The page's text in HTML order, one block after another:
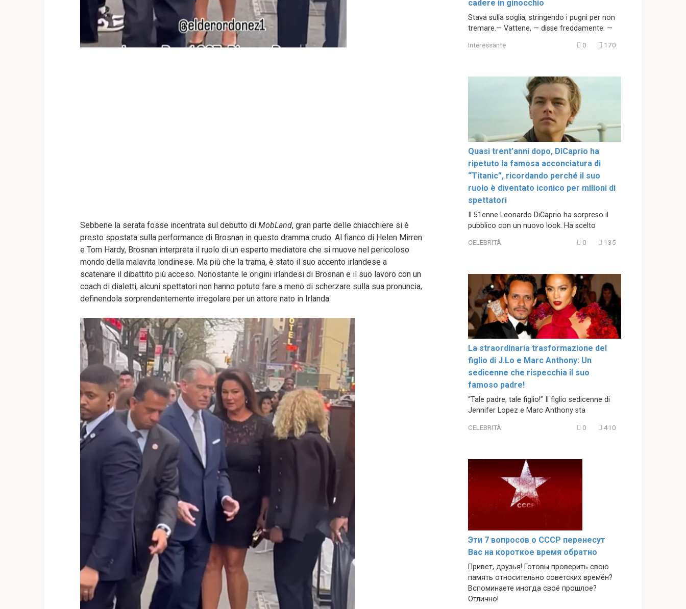
Sebbene la serata fosse incentrata sul debutto di MobLand, gran parte delle chiacchiere si è
presto spostata sulla performance di Brosnan in questo dramma crudo. Al fianco di Helen Mirren
e Tom Hardy, Brosnan interpreta il ruolo di un esperto mediatore che si muove nel pericoloso
mondo della malavita londinese. Ma più che la trama, è stato il suo accento irlandese a
scatenare il dibattito più acceso. Nonostante le origini irlandesi di Brosnan e il suo lavoro con un
coach di dialetti, alcuni spettatori non hanno potuto fare a meno di scherzare sulla sua pronuncia,
definendola sorprendentemente irregolare per un attore nato in Irlanda.
cadere in ginocchio
Stava sulla soglia, stringendo i pugni per non
tremare.— Vattene, — disse freddamente. —
Interessante 0 170
Quasi trent’anni dopo, DiCaprio ha
ripetuto la famosa acconciatura di
“Titanic”, ricordando perché il suo
ruolo è diventato iconico per milioni di
spettatori
Il 51enne Leonardo DiCaprio ha sorpreso il
pubblico con un nuovo look. Ha scelto
CELEBRITÀ 0 135
La straordinaria trasformazione del
figlio di J.Lo e Marc Anthony: Un
sedicenne che rispecchia il suo
famoso padre!
“Tale padre, tale figlio!” Il figlio sedicenne di
Jennifer Lopez e Marc Anthony sta
CELEBRITÀ 0 410
Эти 7 вопросов о СССР перенесут
Вас на короткое время обратно
Привет, друзья! Готовы проверить свою
память относительно советских времён?
Вспоминаете иногда своё прошлое?
Отлично!